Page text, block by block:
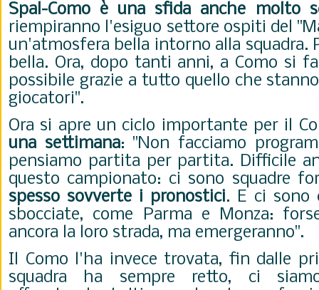
Spal-Como è una sfida anche molto
riempiranno l'esiguo settore ospiti del
un'atmosfera bella intorno alla squadra.
bella. Ora, dopo tanti anni, a Como si
possibile grazie a tutto quello che
giocatori".
Ora si apre un ciclo importante per il
una settimana: "Non facciamo
pensiamo partita per partita. Difficile
questo campionato: ci sono squadre
spesso sovverte i pronostici. E ci sono
sbocciate, come Parma e Monza:
ancora la loro strada, ma emergeranno".
Il Como l'ha invece trovata, fin dalle
squadra ha sempre retto, ci